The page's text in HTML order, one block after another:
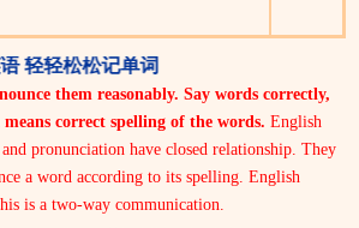
轻轻松松记单词
them reasonably. Say words correctly,
correct spelling of the words. English
pronunciation have closed relationship. They
a word according to its spelling. English
is a two-way communication.